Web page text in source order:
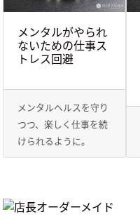
メンタルがやられ
ないための仕事ス
トレス回避
メンタルヘルスを守り
つつ、楽しく仕事を続
けられるように。